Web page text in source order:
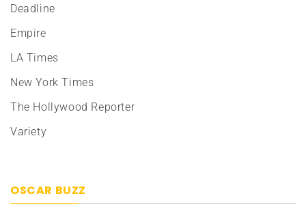
Deadline
Empire
LA Times
New York Times
The Hollywood Reporter
Variety
OSCAR BUZZ